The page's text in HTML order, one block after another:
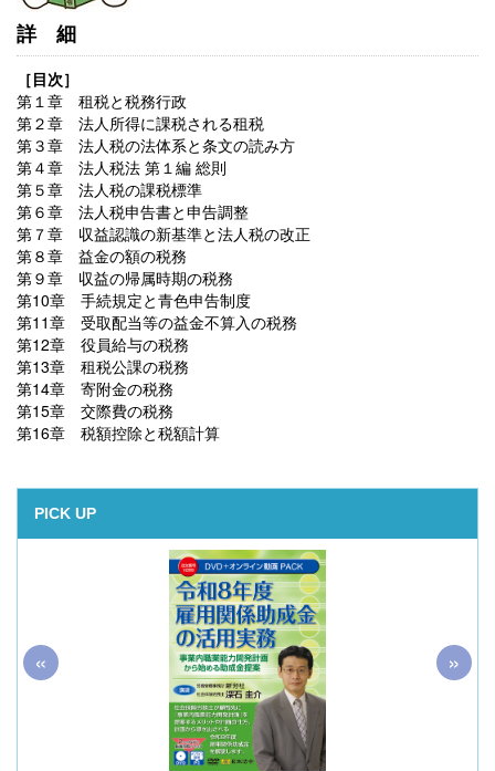
詳細
［目次］
第１章 租税と税務行政
第２章 法人所得に課税される租税
第３章 法人税の法体系と条文の読み方
第４章 法人税法 第１編 総則
第５章 法人税の課税標準
第６章 法人税申告書と申告調整
第７章 収益認識の新基準と法人税の改正
第８章 益金の額の税務
第９章 収益の帰属時期の税務
第10章 手続規定と青色申告制度
第11章 受取配当等の益金不算入の税務
第12章 役員給与の税務
第13章 租税公課の税務
第14章 寄附金の税務
第15章 交際費の税務
第16章 税額控除と税額計算
PICK UP
« »